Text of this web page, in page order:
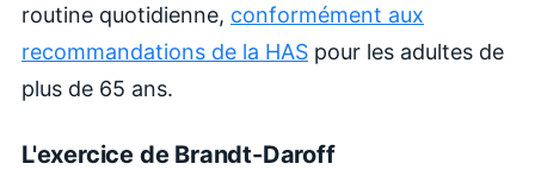
routine quotidienne, conformément aux
recommandations de la HAS pour les adultes de
plus de 65 ans.
L'exercice de Brandt-Daroff